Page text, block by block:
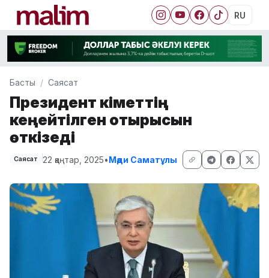
RU
Басты Саясат
Президент Үкіметтің
кеңейтілген отырысын
өткізеді
Саясат 22 қаңтар, 2025•Мәди Саматұлы